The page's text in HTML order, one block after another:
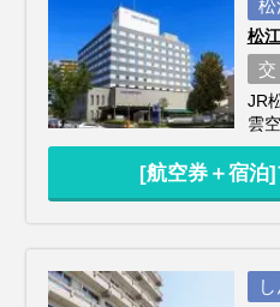
松
松
JR
雲
[航空券＋宿泊